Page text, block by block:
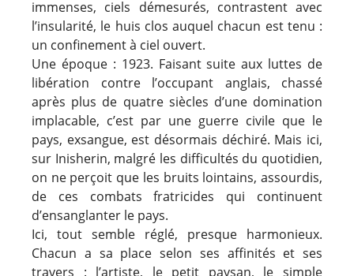
immenses, ciels démesurés, contrastent avec
l’insularité, le huis clos auquel chacun est tenu :
un confinement à ciel ouvert.
Une époque : 1923. Faisant suite aux luttes de
libération contre l’occupant anglais, chassé
après plus de quatre siècles d’une domination
implacable, c’est par une guerre civile que le
pays, exsangue, est désormais déchiré. Mais ici,
sur Inisherin, malgré les difficultés du quotidien,
on ne perçoit que les bruits lointains, assourdis,
de ces combats fratricides qui continuent
d’ensanglanter le pays.
Ici, tout semble réglé, presque harmonieux.
Chacun a sa place selon ses affinités et ses
travers : l’artiste, le petit paysan, le simple